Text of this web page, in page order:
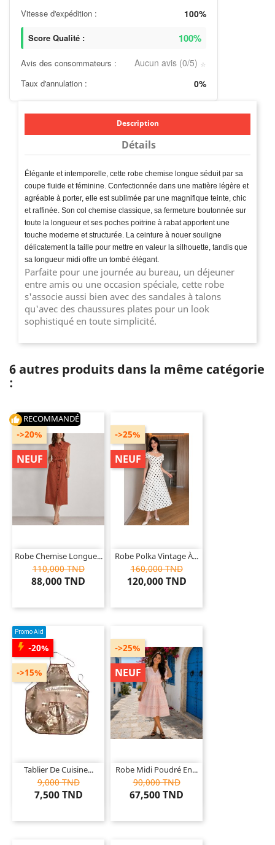
Vitesse d'expédition : 100%
Score Qualité : 100%
Avis des consommateurs : Aucun avis (0/5) ⭐
Taux d'annulation : 0%
Description
Détails
Élégante et intemporelle, cette robe chemise longue séduit par sa
coupe fluide et féminine. Confectionnée dans une matière légère et
agréable à porter, elle est sublimée par une magnifique teinte, chic
et raffinée. Son col chemise classique, sa fermeture boutonnée sur
toute la longueur et ses poches poitrine à rabat apportent une
touche moderne et structurée. La ceinture à nouer souligne
délicatement la taille pour mettre en valeur la silhouette, tandis que
sa longueur midi offre un tombé élégant.
Parfaite pour une journée au bureau, un déjeuner
entre amis ou une occasion spéciale, cette robe
s'associe aussi bien avec des sandales à talons
qu'avec des chaussures plates pour un look
sophistiqué en toute simplicité.
6 autres produits dans la même catégorie
:
thumb_up RECOMMANDÉ
Robe Chemise Longue...
110,000 TND
88,000 TND
->20%
NEUF
Robe Polka Vintage À...
160,000 TND
120,000 TND
->25%
NEUF
Promo Aid
Tablier De Cuisine...
9,000 TND
7,500 TND
-20%
->15%
Robe Midi Poudré En...
90,000 TND
67,500 TND
->25%
NEUF